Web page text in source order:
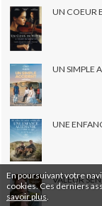
En poursuivant votre
cookies. Ces derniers
savoir plus
UN COEUR
UN SIMPLE
UNE
VALEUR